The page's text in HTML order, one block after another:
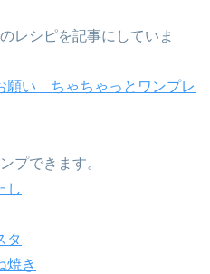
レシピを記事にしていま
願い ちゃちゃっとワンプレ
プできます。
し
タ
焼き